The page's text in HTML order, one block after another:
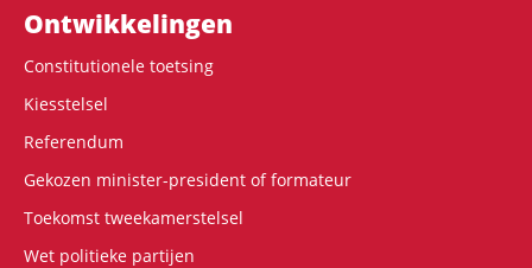
Ontwikke­lingen
Constitutionele toetsing
Kiesstelsel
Referendum
Gekozen minister-president of formateur
Toekomst tweekamerstelsel
Wet politieke partijen